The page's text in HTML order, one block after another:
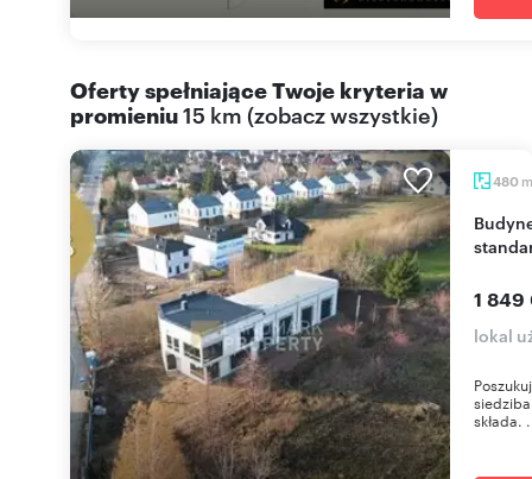
Oferty spełniające Twoje kryteria w
promieniu15 km (zobacz wszystkie)
480 m
Budynek handlowo-usługowy 480 m² - wysoki
1 849
lokal
składa.